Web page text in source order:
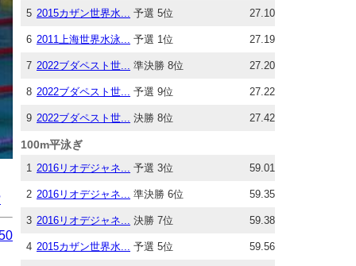
5 2015カザン世界水... 予選 5位 27.10
6 2011上海世界水泳... 予選 1位 27.19
7 2022ブダペスト世... 準決勝 8位 27.20
8 2022ブダペスト世... 予選 9位 27.22
9 2022ブダペスト世... 決勝 8位 27.42
100m平泳ぎ
1 2016リオデジャネ... 予選 3位 59.01
2 2016リオデジャネ... 準決勝 6位 59.35
3 2016リオデジャネ... 決勝 7位 59.38
4 2015カザン世界水... 予選 5位 59.56